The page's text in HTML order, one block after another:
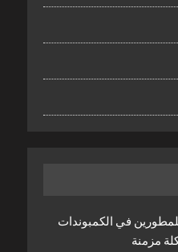
في الكمبوندات
مزمنة